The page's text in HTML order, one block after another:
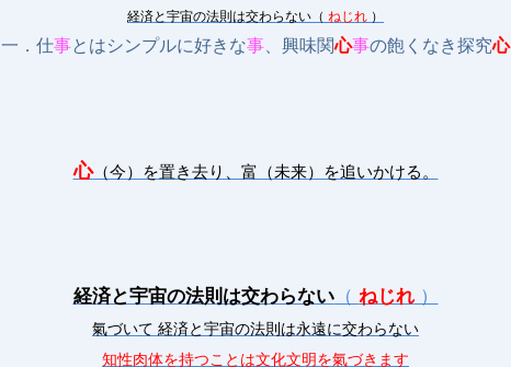
経済と宇宙の法則は交わらない（ ねじれ ）
一．仕事とはシンプルに好きな事 、興味関心事の飽くなき探究心
心（今）を置き去り、富（未来）を追いかける。
経済と宇宙の法則は交わらない（ ねじれ）
氣づいて 経済と宇宙の法則は永遠に交わらない
知性肉体を持つことは文化文明を氣づきます